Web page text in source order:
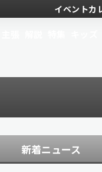
イベントカ
新着ニュース